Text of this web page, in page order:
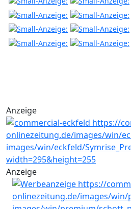
Anzeige
Anzeige